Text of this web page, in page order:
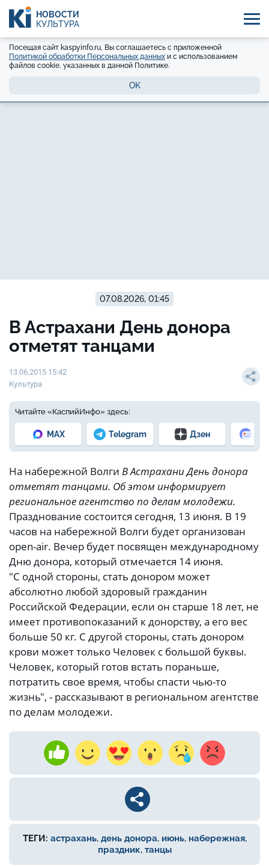
НОВОСТИ
КУЛЬТУРА
Посещая сайт kaspyinfo.ru, Вы соглашаетесь с приложенной
Политикой обработки Персональных данных и с использованием
файлов cookie, указанных в данной Политике.
OK
07.08.2026, 01:45
В Астрахани День донора
отметят танцами
13.06.2015 15:42
Культура
Читайте «КаспийИнфо» здесь:
MAX Telegram Дзен
На набережной Волги В Астрахани День донора
отметят танцами. Об этом информирует
региональное агентство по делам молодежи.
Празднование состоится сегодня, 13 июня. В 19
часов на набережной Волги будет организован
open-air. Вечер будет посвящен международному
Дню донора, который отмечается 14 июня.
"С одной стороны, стать донором может
абсолютно любой здоровый гражданин
Российской Федерации, если он старше 18 лет, не
имеет противопоказаний к донорству, а его вес
больше 50 кг. С другой стороны, стать донором
крови может только Человек с большой буквы.
Человек, который готов встать пораньше,
потратить свое время, чтобы спасти чью-то
жизнь", - рассказывают в региональном агентстве
по делам молодежи.
ТЕГИ: астрахань, день донора, июнь, набережная,
праздник, танцы